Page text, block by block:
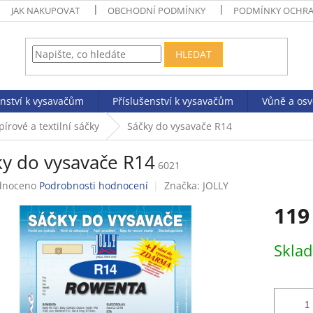
JAK NAKUPOVAT OBCHODNÍ PODMÍNKY PODMÍNKY
HLEDAT
k vysavačům Příslušenství k vysavačům Vůně a
a textilní sáčky Sáčky do vysavače R14
do vysavače R14 6021
Podrobnosti hodnocení Značka: JOLLY
cena: